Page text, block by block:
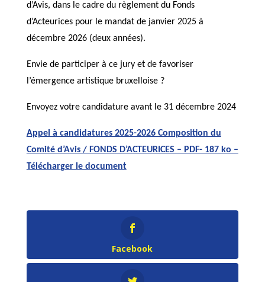
d’Avis, dans le cadre du règlement du Fonds
d’Acteurices pour le mandat de janvier 2025 à
décembre 2026 (deux années).
Envie de participer à ce jury et de favoriser
l’émergence artistique bruxelloise ?
Envoyez votre candidature avant le 31 décembre 2024
Appel à candidatures 2025-2026 Composition du
Comité d’Avis / FONDS D’ACTEURICES – PDF- 187 ko –
Télécharger le document
Facebook